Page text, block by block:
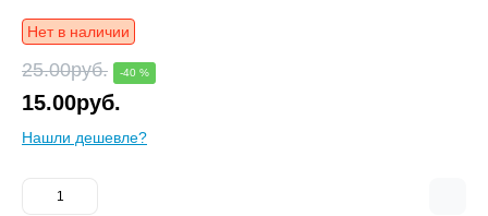
Нет в наличии
25.00руб. -40 %
15.00руб.
Нашли дешевле?